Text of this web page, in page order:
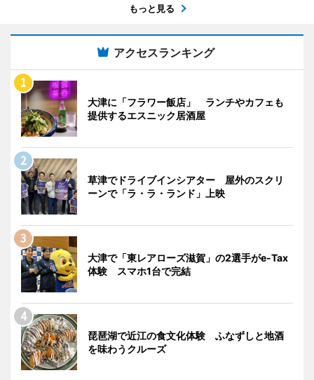
もっと見る
アクセスランキング
大津に「フラワー飯店」 ランチやカフェも
提供するエスニック居酒屋
草津でドライブインシアター 屋外のスクリ
ーンで「ラ・ラ・ランド」上映
大津で「東レアローズ滋賀」の2選手がe-Tax
体験 スマホ1台で完結
琵琶湖で近江の食文化体験 ふなずしと地酒
を味わうクルーズ